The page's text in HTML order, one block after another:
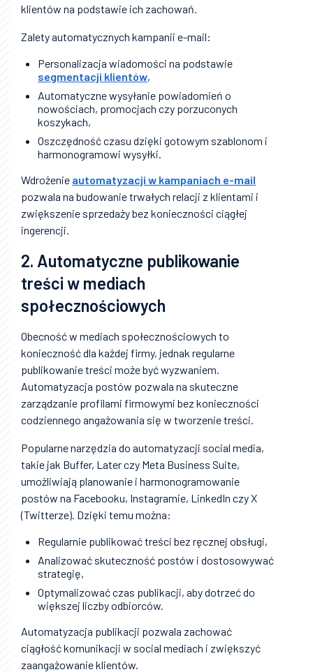
klientów na podstawie ich zachowań.
Zalety automatycznych kampanii e-mail:
Personalizacja wiadomości na podstawie
segmentacji klientów,
Automatyczne wysyłanie powiadomień o
nowościach, promocjach czy porzuconych
koszykach,
Oszczędność czasu dzięki gotowym szablonom i
harmonogramowi wysyłki.
Wdrożenie automatyzacji w kampaniach e-mail
pozwala na budowanie trwałych relacji z klientami i
zwiększenie sprzedaży bez konieczności ciągłej
ingerencji.
2. Automatyczne publikowanie
treści w mediach
społecznościowych
Obecność w mediach społecznościowych to
konieczność dla każdej firmy, jednak regularne
publikowanie treści może być wyzwaniem.
Automatyzacja postów pozwala na skuteczne
zarządzanie profilami firmowymi bez konieczności
codziennego angażowania się w tworzenie treści.
Popularne narzędzia do automatyzacji social media,
takie jak Buffer, Later czy Meta Business Suite,
umożliwiają planowanie i harmonogramowanie
postów na Facebooku, Instagramie, LinkedIn czy X
(Twitterze). Dzięki temu można:
Regularnie publikować treści bez ręcznej obsługi,
Analizować skuteczność postów i dostosowywać
strategię,
Optymalizować czas publikacji, aby dotrzeć do
większej liczby odbiorców.
Automatyzacja publikacji pozwala zachować
ciągłość komunikacji w social mediach i zwiększyć
zaangażowanie klientów.